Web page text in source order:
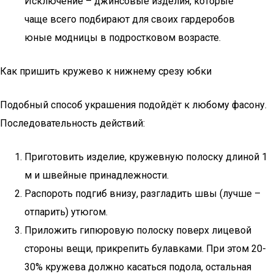
чаще всего подбирают для своих гардеробов
юные модницы в подростковом возрасте.
Как пришить кружево к нижнему срезу юбки
Подобный способ украшения подойдёт к любому фасону.
Последовательность действий:
Приготовить изделие, кружевную полоску длиной 1
м и швейные принадлежности.
Распороть подгиб внизу, разгладить швы (лучше –
отпарить) утюгом.
Приложить гипюровую полоску поверх лицевой
стороны вещи, прикрепить булавками. При этом 20-
30% кружева должно касаться подола, остальная